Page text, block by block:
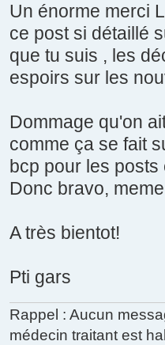
Un énorme merci
ce post si détaillé
que tu suis , les
espoirs sur les
Dommage qu'on
comme ça se fait
bcp pour les
Donc bravo,
A très bientot!
Pti gars
Rappel : Aucun
médecin traitant est